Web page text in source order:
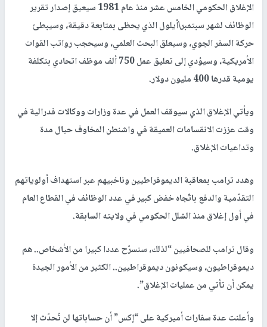
الإغلاق الحكومي الخامس عشر منذ عام 1981 سيعيق إصدار تقرير
الوظائف لشهر سبتمبر\أيلول الذي يحظى بمتابعة دقيقة، وسيبطئ
حركة السفر الجوي، وسيعلق البحث العلمي، وسيحجب رواتب القوات
الأمريكية، وسيؤدي إلى تعليق عمل 750 ألف موظف اتحادي بتكلفة
يومية قدرها 400 مليون دولار.
ويأتي الإغلاق الذي سيوقف العمل في عدة وزارات ووكالات فدرالية في
وقت عززت الانقسامات العميقة في واشنطن المخاوف حيال مدة
وتداعيات الإغلاق.
وهدد ترامب بمعاقبة الديموقراطيين وناخبيهم عبر استهداف أولوياتهم
التقدّمية والدفع باتّجاه خفض كبير في عدد الوظائف في القطاع العام
في أول إغلاق منذ الشلل الحكومي في ولايته السابقة.
وقال ترامب للصحافيين “لذلك، سنسرّح عددا كبيرا من الأشخاص.. هم
ديموقراطيون، وسيكونون ديموقراطيين.. الكثير من الأمور الجيدة
يمكن أن تأتي من عمليات الإغلاق”.
وأعلنت عدة سفارات أميركية على “إكس” أن حساباتها لن تُحدّث إلا